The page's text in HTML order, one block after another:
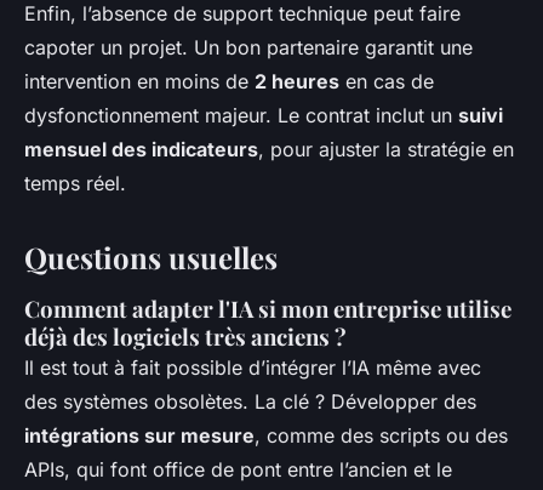
Enfin, l’absence de support technique peut faire
capoter un projet. Un bon partenaire garantit une
intervention en moins de 2 heures en cas de
dysfonctionnement majeur. Le contrat inclut un suivi
mensuel des indicateurs, pour ajuster la stratégie en
temps réel.
Questions usuelles
Comment adapter l'IA si mon entreprise utilise
déjà des logiciels très anciens ?
Il est tout à fait possible d’intégrer l’IA même avec
des systèmes obsolètes. La clé ? Développer des
intégrations sur mesure, comme des scripts ou des
APIs, qui font office de pont entre l’ancien et le